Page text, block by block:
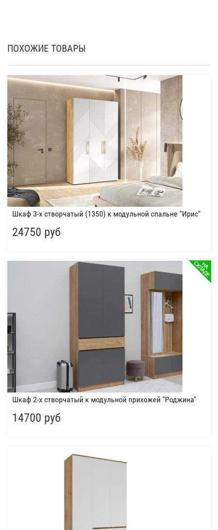
ПОХОЖИЕ ТОВАРЫ
Шкаф 3-х створчатый (1350) к модульной спальне "Ирис"
24750 руб
Шкаф 2-х створчатый к модульной прихожей "Роджина"
14700 руб